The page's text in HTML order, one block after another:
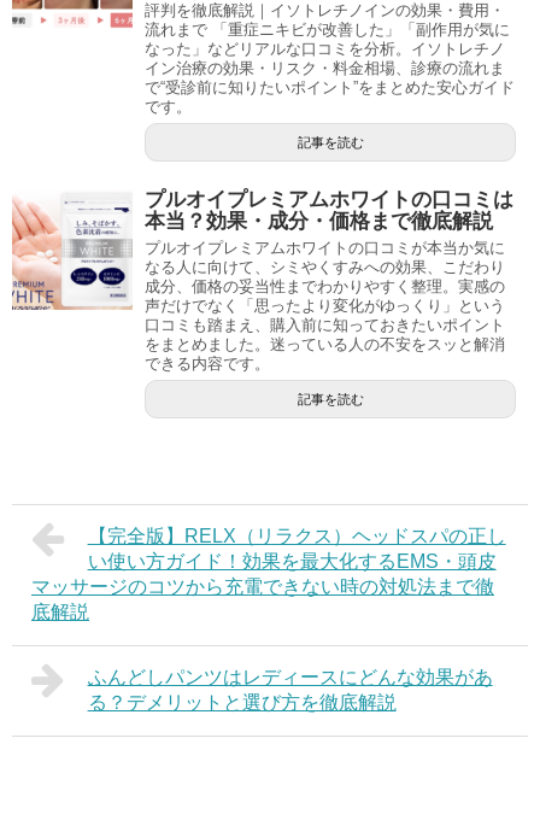
評判を徹底解説｜イソトレチノインの効果・費用・
流れまで 「重症ニキビが改善した」「副作用が気に
なった」などリアルな口コミを分析。イソトレチノ
イン治療の効果・リスク・料金相場、診療の流れま
で“受診前に知りたいポイント”をまとめた安心ガイド
です。
記事を読む
プルオイプレミアムホワイトの口コミは
本当？効果・成分・価格まで徹底解説
プルオイプレミアムホワイトの口コミが本当か気に
なる人に向けて、シミやくすみへの効果、こだわり
成分、価格の妥当性までわかりやすく整理。実感の
声だけでなく「思ったより変化がゆっくり」という
口コミも踏まえ、購入前に知っておきたいポイント
をまとめました。迷っている人の不安をスッと解消
できる内容です。
記事を読む
【完全版】RELX（リラクス）ヘッドスパの正し
い使い方ガイド！効果を最大化するEMS・頭皮
マッサージのコツから充電できない時の対処法まで徹
底解説
ふんどしパンツはレディースにどんな効果があ
る？デメリットと選び方を徹底解説